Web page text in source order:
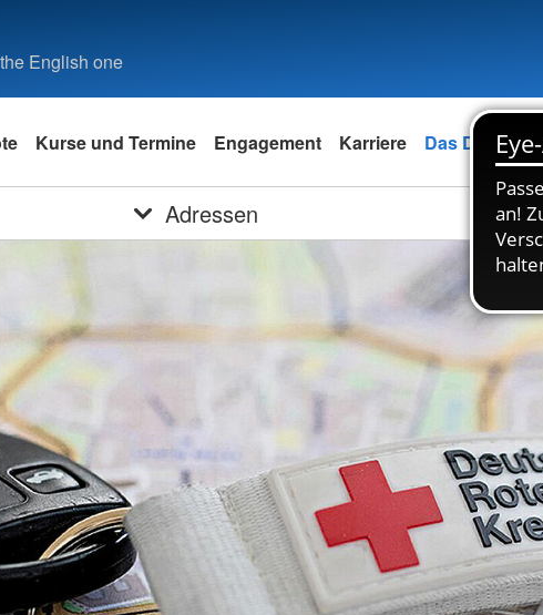
English one
Kurse und Termine Engagement Karriere Das DRK
Adressen